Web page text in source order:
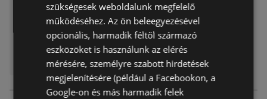
szükségesek weboldalunk megfelelő
működéséhez. Az ön beleegyezésével
opcionális, harmadik féltől származó
eszközöket is használunk az elérés
mérésére, személyre szabott hirdetések
megjelenítésére (például a Facebookon, a
Google-on és más harmadik felek